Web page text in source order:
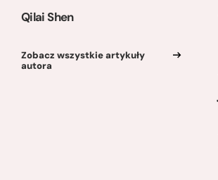
Qilai Shen
Zobacz wszystkie artykuły
autora